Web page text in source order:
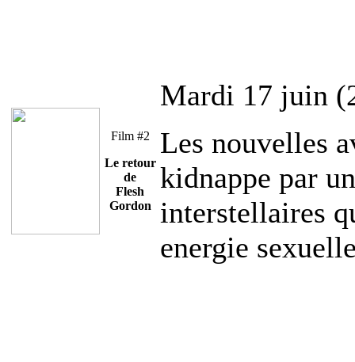
Film #2
Le retour
de
Flesh
Gordon
Mardi 17 juin
Les nouvelles
kidnappe par
interstellaires
energie